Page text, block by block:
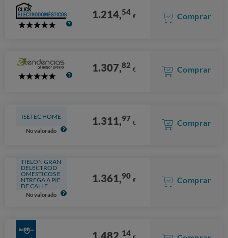
5
1.214,54 € Comprar
5
1.307,82 € Comprar
ISETEC HOME
No valorado
1.311,97 € Comprar
TIELON GRAN
DELECTROD
OMESTICOS E
NTREGA A PIE
DE CALLE
No valorado
1.361,90 € Comprar
1.482, 14